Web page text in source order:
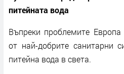
питейната вода
Въпреки проблемите
от най-добрите санитарни
питейна вода в света.